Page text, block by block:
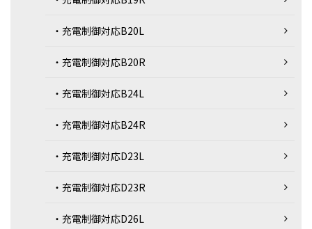
・充電制御対応B20L
・充電制御対応B20R
・充電制御対応B24L
・充電制御対応B24R
・充電制御対応D23L
・充電制御対応D23R
・充電制御対応D26L